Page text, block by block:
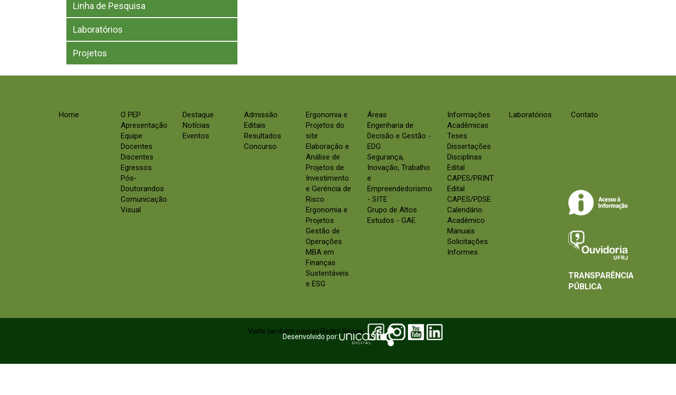
Linha de Pesquisa
Laboratórios
Projetos
Home
O PEP
Apresentação
Equipe
Docentes
Discentes
Egressos
Pós-
Doutorandos
Comunicação
Visual
Destaque
Notícias
Eventos
Admissão
Editais
Resultados
Concurso
Ergonomia e
Projetos do
site
Elaboração e
Análise de
Projetos de
Investimento
e Gerência de
Risco
Ergonomia e
Projetos
Gestão de
Operações
MBA em
Finanças
Sustentáveis
e ESG
Áreas
Engenharia de
Decisão e Gestão -
EDG
Segurança,
Inovação, Trabalho
e
Empreendedorismo
- SITE
Grupo de Altos
Estudos - GAE
Informações
Acadêmicas
Teses
Dissertações
Disciplinas
Edital
CAPES/PRINT
Edital
CAPES/PDSE
Calendário
Acadêmico
Manuais
Solicitações
Informes
Laboratórios Contato
Visite também nossas Redes Socias:
TRANSPARÊNCIA
PÚBLICA
Desenvolvido por: